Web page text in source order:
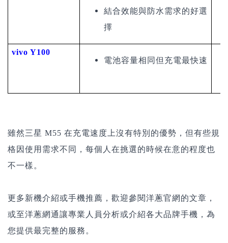
結合效能與防水需求的好選
擇
vivo Y100
電池容量相同但充電最快速
雖然三星 M55 在充電速度上沒有特別的優勢，但有些規
格因使用需求不同，每個人在挑選的時候在意的程度也
不一樣。
更多新機介紹或手機推薦，歡迎參閱洋蔥官網的文章，
或至洋蔥網通讓專業人員分析或介紹各大品牌手機，為
您提供最完整的服務。